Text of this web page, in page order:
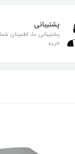
پشتیبانی
پشتیبانی ما، اطمینان
خرید